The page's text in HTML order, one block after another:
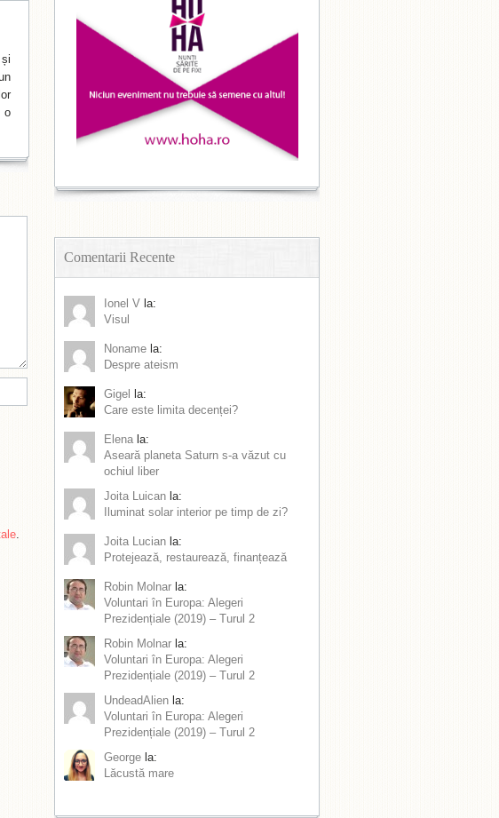
o
.
Comentarii Recente
Ionel V la:
Visul
Noname la:
Despre ateism
Gigel
la:
Care este limita decenței?
Elena la:
Aseară planeta Saturn s-a văzut cu
ochiul liber
Joita Luican la:
Iluminat solar interior pe timp de zi?
Joita Lucian la:
Protejează, restaurează, finanțează
Robin Molnar la:
Voluntari în Europa: Alegeri
Prezidențiale (2019) – Turul 2
Robin Molnar la:
Voluntari în Europa: Alegeri
Prezidențiale (2019) – Turul 2
UndeadAlien la:
Voluntari în Europa: Alegeri
Prezidențiale (2019) – Turul 2
George la:
Lăcustă mare